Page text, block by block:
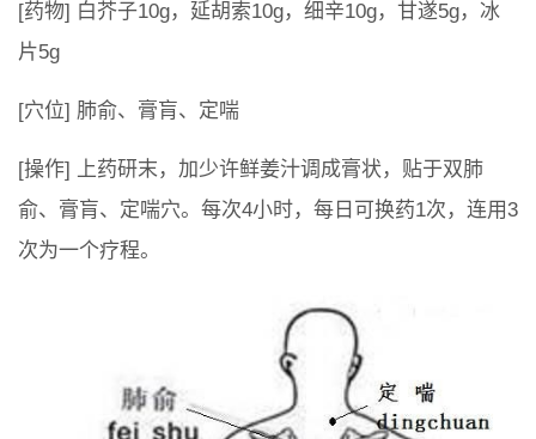
[药物] 白芥子10g，延胡索10g，细辛10g，甘遂5g，冰
片5g
[穴位] 肺俞、膏肓、定喘
[操作] 上药研末，加少许鲜姜汁调成膏状，贴于双肺
俞、膏肓、定喘穴。每次4小时，每日可换药1次，连用3
次为一个疗程。